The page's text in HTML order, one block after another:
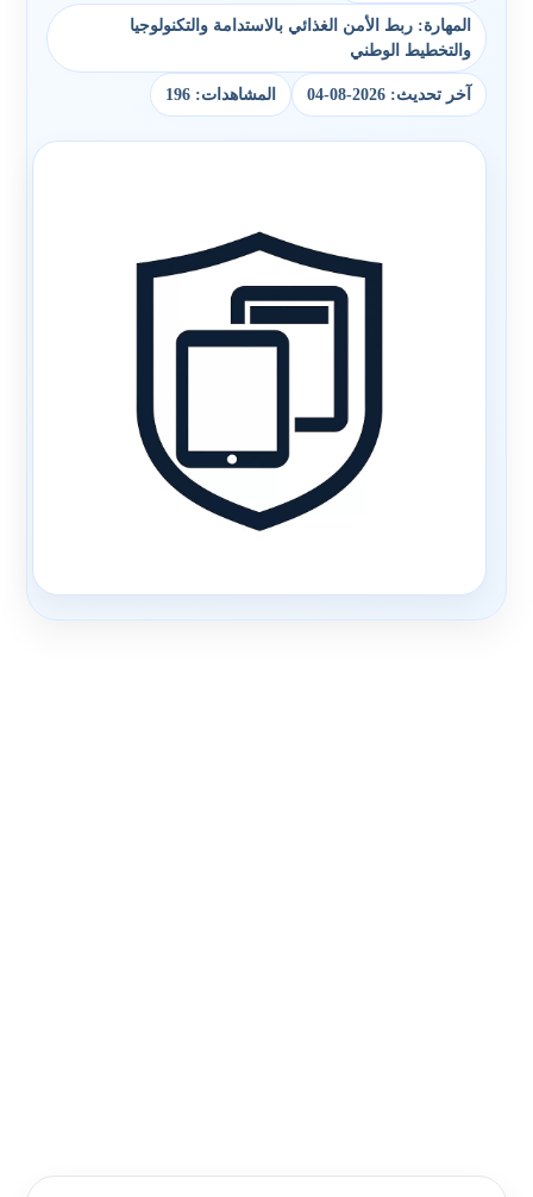
المهارة: ربط الأمن الغذائي بالاستدامة والتكنولوجيا
والتخطيط الوطني
آخر تحديث: 2026-08-04 المشاهدات: 196